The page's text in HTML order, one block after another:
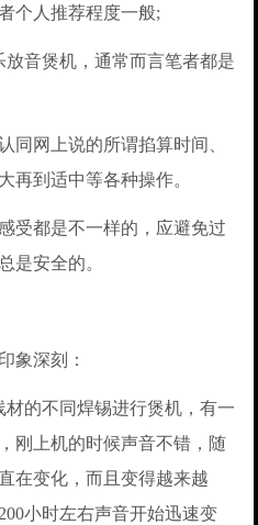
个人推荐程度一般;
音煲机，通常而言笔者都是
网上说的所谓掐算时间、
再到适中等各种操作。
都是不一样的，应避免过
是安全的。
深刻：
的不同焊锡进行煲机，有一
刚上机的时候声音不错，随
在变化，而且变得越来越
小时左右声音开始迅速变